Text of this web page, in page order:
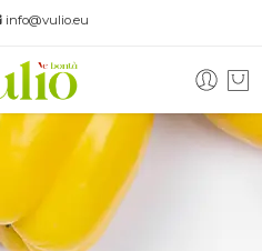
info@vulio.eu